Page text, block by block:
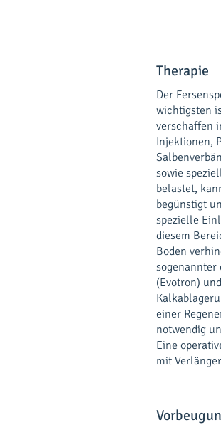
Therapie
Der
wichtigsten
verschaffen
Injektionen,
sowie
belastet,
begünstigt
spezielle
diesem
Boden
(Evotron) und
einer
notwendig
Eine
mit